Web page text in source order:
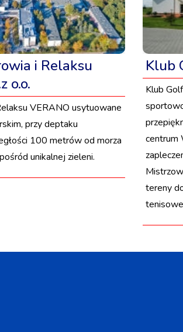
i Relaksu
o.o.
VERANO usytuowane
przy deptaku
100 metrów od morza
unikalnej zieleni.
Klub
Klub
centrum
tereny